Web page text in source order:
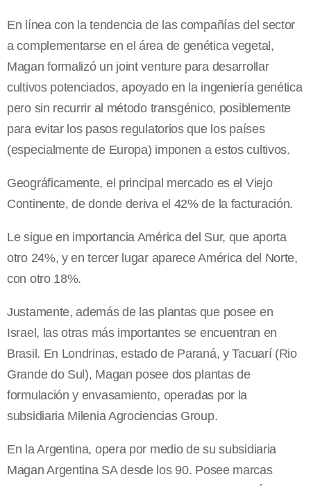
En línea con la tendencia de las compañías del sector
a complementarse en el área de genética vegetal,
Magan formalizó un joint venture para desarrollar
cultivos potenciados, apoyado en la ingeniería genética
pero sin recurrir al método transgénico, posiblemente
para evitar los pasos regulatorios que los países
(especialmente de Europa) imponen a estos cultivos.
Geográficamente, el principal mercado es el Viejo
Continente, de donde deriva el 42% de la facturación.
Le sigue en importancia América del Sur, que aporta
otro 24%, y en tercer lugar aparece América del Norte,
con otro 18%.
Justamente, además de las plantas que posee en
Israel, las otras más importantes se encuentran en
Brasil. En Londrinas, estado de Paraná, y Tacuarí (Rio
Grande do Sul), Magan posee dos plantas de
formulación y envasamiento, operadas por la
subsidiaria Milenia Agrociencias Group.
En la Argentina, opera por medio de su subsidiaria
Magan Argentina SA desde los 90. Posee marcas